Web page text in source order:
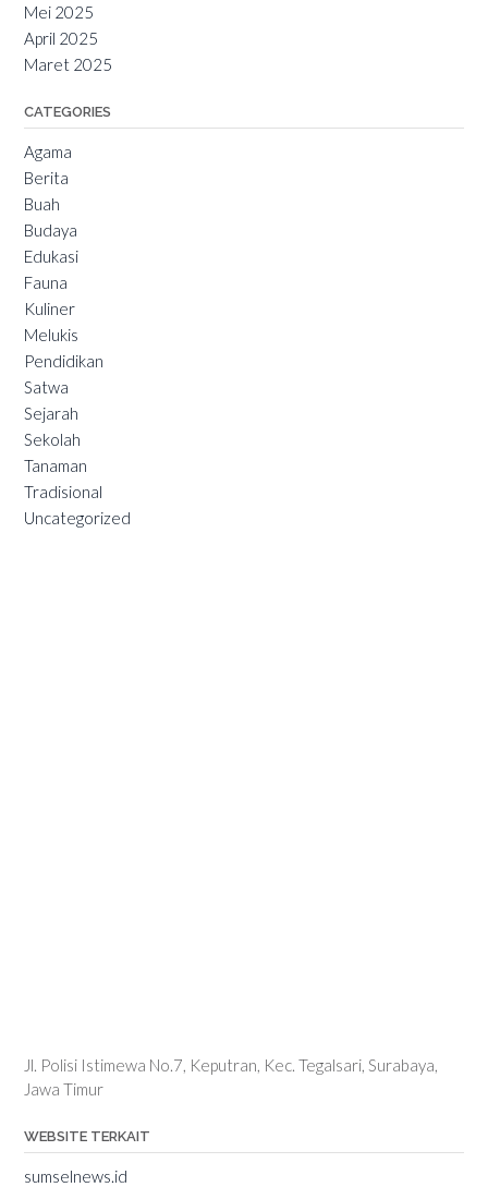
Mei 2025
April 2025
Maret 2025
CATEGORIES
Agama
Berita
Buah
Budaya
Edukasi
Fauna
Kuliner
Melukis
Pendidikan
Satwa
Sejarah
Sekolah
Tanaman
Tradisional
Uncategorized
Jl. Polisi Istimewa No.7, Keputran, Kec. Tegalsari, Surabaya,
Jawa Timur
WEBSITE TERKAIT
sumselnews.id